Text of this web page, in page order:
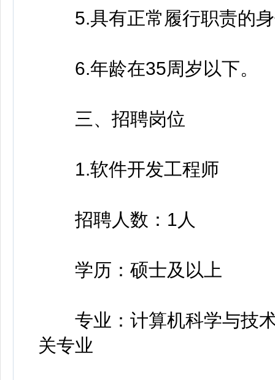
5.具有正常履行职责的身
6.年龄在35周岁以下。
三、招聘岗位
1.软件开发工程师
招聘人数：1人
学历：硕士及以上
专业：计算机科学与技术
关专业